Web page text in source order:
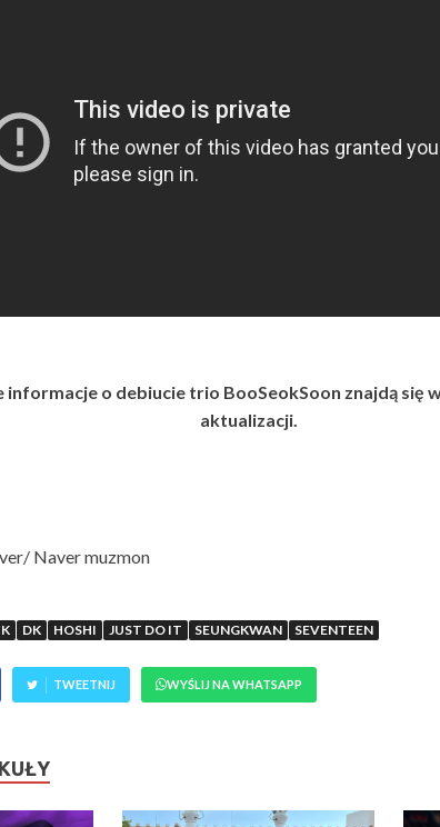
informacje o debiucie trio BooSeokSoon znajdą się
aktualizacji.
Naver muzmon
DK HOSHI JUST DO IT SEUNGKWAN SEVENTEEN
TWEETNIJ WYŚLIJ NA WHATSAPP